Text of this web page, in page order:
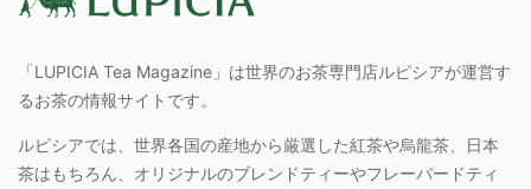
「LUPICIA Tea Magazine」は世界のお茶専門店ルピシアが運営す
るお茶の情報サイトです。
ルピシアでは、世界各国の産地から厳選した紅茶や烏龍茶、日本
茶はもちろん、オリジナルのブレンドティーやフレーバードティ